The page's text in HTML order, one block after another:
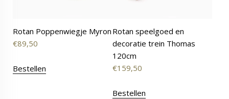
Rotan Poppenwiegje Myron
€89,50
Bestellen
Rotan speelgoed en
decoratie trein Thomas
120cm
€159,50
Bestellen